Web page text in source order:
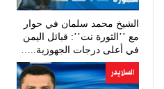
الشيخ محمد سلمان في حوار
مع ’’الثورة نت’’: قبائل اليمن
في أعلى درجات الجهوزية..…
السلايدر